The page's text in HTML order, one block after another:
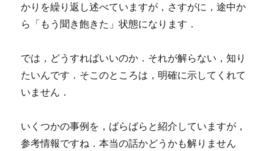
かりを繰り返し述べていますが，さすがに，途中か
ら「もう聞き飽きた」状態になります．
では，どうすればいいのか．それが解らない，知り
たいんです．そこのところは，明確に示してくれて
いません．
いくつかの事例を，ばらばらと紹介していますが，
参考情報ですね．本当の話かどうかも解りません